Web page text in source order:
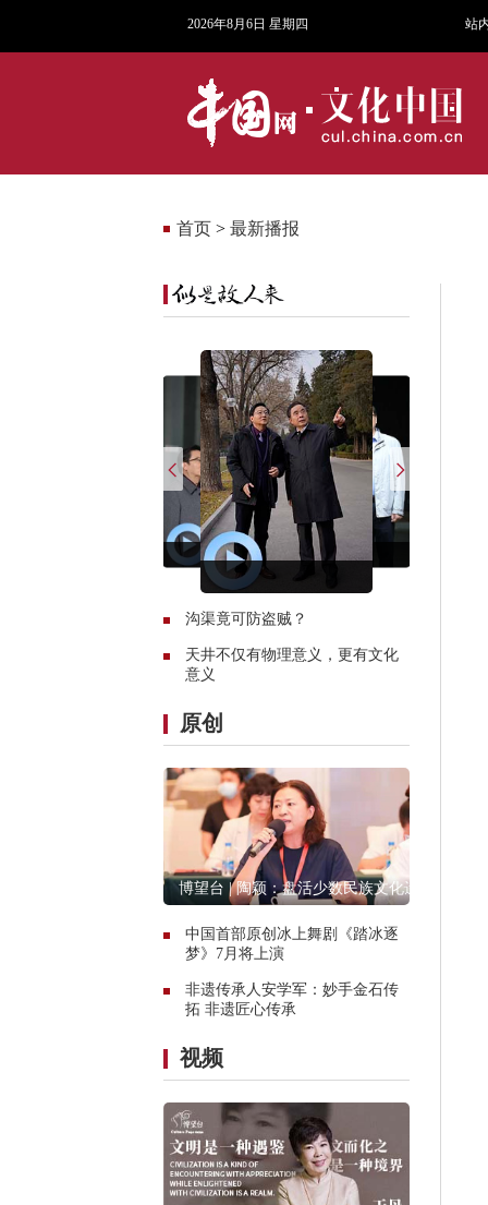
2026年8月6日 星期四 站
首页 > 最新播报
沟渠竟可防盗贼？
天井不仅有物理意义，更有文化
意义
原创
博望台 | 陶颖：盘活少数民族文化遗
中国首部原创冰上舞剧《踏冰逐
梦》7月将上演
非遗传承人安学军：妙手金石传
拓 非遗匠心传承
视频